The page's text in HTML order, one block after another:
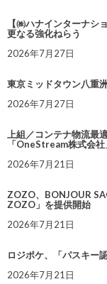
【㈱ハナインターナ
更なる強化ねらう
2026年7月27日
東京ミッドタウン八重
2026年7月27日
上組／コンテナ物流最
「OneStream株式会
2026年7月21日
ZOZO、BONJOUR
ZOZO」を提供開始
2026年7月21日
ロジポケ、「パスキー
2026年7月21日